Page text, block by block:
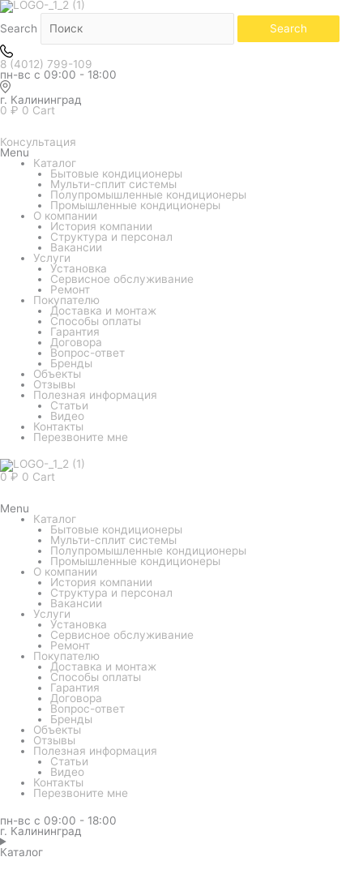
Search Search
8 (4012) 799-109
пн-вс с 09:00 - 18:00
г. Калининград
0 ₽ 0 Cart
Консультация
Menu
Каталог
Бытовые кондиционеры
Мульти-сплит системы
Полупромышленные кондиционеры
Промышленные кондиционеры
О компании
История компании
Структура и персонал
Вакансии
Услуги
Установка
Сервисное обслуживание
Ремонт
Покупателю
Доставка и монтаж
Способы оплаты
Гарантия
Договора
Вопрос-ответ
Бренды
Объекты
Отзывы
Полезная информация
Статьи
Видео
Контакты
Перезвоните мне
0 ₽ 0 Cart
Menu
Каталог
Бытовые кондиционеры
Мульти-сплит системы
Полупромышленные кондиционеры
Промышленные кондиционеры
О компании
История компании
Структура и персонал
Вакансии
Услуги
Установка
Сервисное обслуживание
Ремонт
Покупателю
Доставка и монтаж
Способы оплаты
Гарантия
Договора
Вопрос-ответ
Бренды
Объекты
Отзывы
Полезная информация
Статьи
Видео
Контакты
Перезвоните мне
пн-вс с 09:00 - 18:00
г. Калининград
Каталог
Количество
товара
Кондиционер
Hisense
серия
CITY
2.0
Classic
A
AS-
07HW4RLRKA00